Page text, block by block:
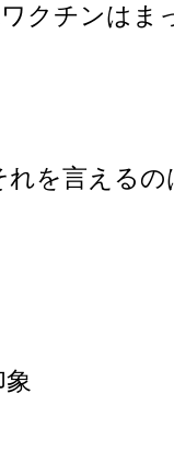
クチンはま
れを言える